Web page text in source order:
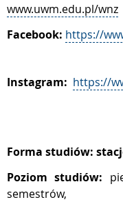
www.uwm.edu.pl/wnz
Facebook: https://
Instagram: https://
Forma studiów:
Poziom studiów:
semestrów,